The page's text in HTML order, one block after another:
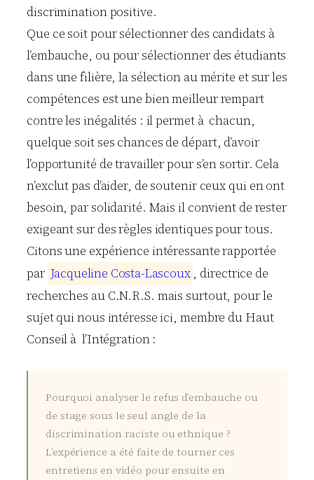
discrimination positive.
Que ce soit pour sélectionner des candidats à
l’embauche, ou pour sélectionner des étudiants
dans une filière, la sélection au mérite et sur les
compétences est une bien meilleur rempart
contre les inégalités : il permet à chacun,
quelque soit ses chances de départ, d’avoir
l’opportunité de travailler pour s’en sortir. Cela
n’exclut pas d’aider, de soutenir ceux qui en ont
besoin, par solidarité. Mais il convient de rester
exigeant sur des règles identiques pour tous.
Citons une expérience intéressante rapportée
par Jacqueline Costa-Lascoux , directrice de
recherches au C.N.R.S. mais surtout, pour le
sujet qui nous intéresse ici, membre du Haut
Conseil à l’Intégration :
Pourquoi analyser le refus d’embauche ou
de stage sous le seul angle de la
discrimination raciste ou ethnique ?
L’expérience a été faite de tourner ces
entretiens en vidéo pour ensuite en